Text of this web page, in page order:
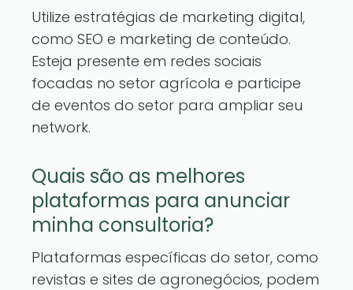
Utilize estratégias de marketing digital,
como SEO e marketing de conteúdo.
Esteja presente em redes sociais
focadas no setor agrícola e participe
de eventos do setor para ampliar seu
network.
Quais são as melhores
plataformas para anunciar
minha consultoria?
Plataformas específicas do setor, como
revistas e sites de agronegócios, podem